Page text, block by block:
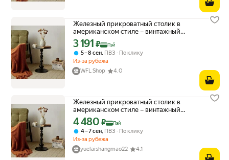
Железный прикроватный столик в
американском стиле – винтажный
кофейный столик для гостиной
(компактный, для балкона и спальни)
Цена с картой Яндекс Пэй 3191 ₽ вместо
3 191 ₽ Пэй
5 – 8 сен, ПВЗ
По клику
Из-за рубежа
WFL Shop
4.0
Железный прикроватный столик в
американском стиле – винтажный
кофейный столик для гостиной
(компактный, для балкона и спальни)
Цена с картой Яндекс Пэй 4480 ₽ вместо
4 480 ₽ Пэй
4 – 7 сен ПВЗ
По клику
Из-за рубежа
yuelaishangmao22
4.1